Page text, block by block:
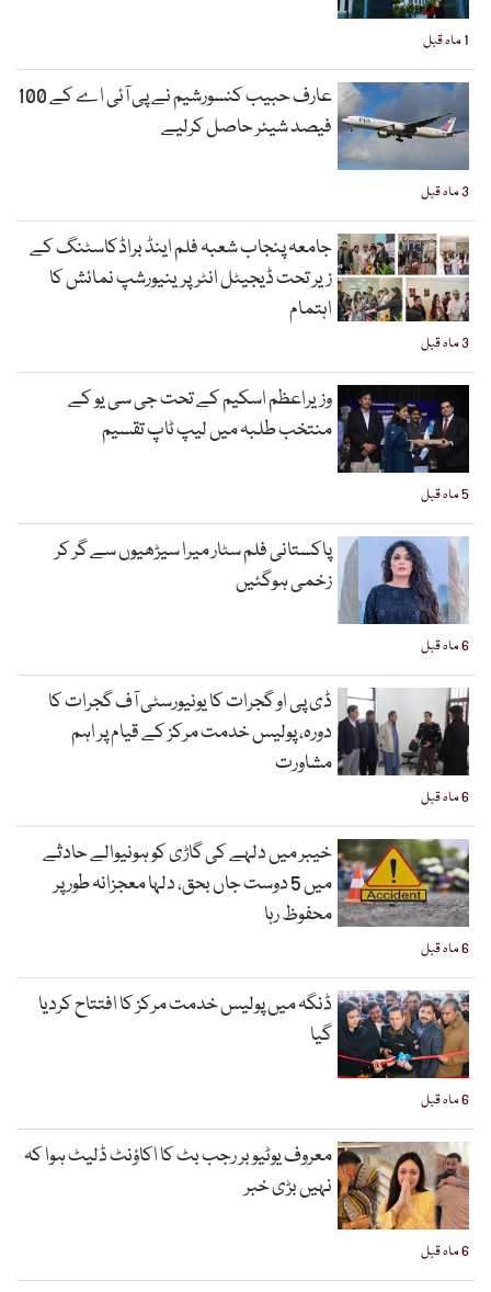
1 ماہ قبل
3 ماہ قبل
عارف حبیب کنسورشیم نے پی آئی اے کے 100
فیصد شیئر حاصل کرلیے
3 ماہ قبل
جامعہ پنجاب شعبہ فلم اینڈ براڈکاسٹنگ کے
زیر تحت ڈیجیٹل انٹرپرینیورشپ نمائش کا
اہتمام
5 ماہ قبل
وزیراعظم اسکیم کے تحت جی سی یو کے
منتخب طلبہ میں لیپ ٹاپ تقسیم
6 ماہ قبل
پاکستانی فلم سٹار میرا سیڑھیوں سے گر کر
زخمی ہوگئیں
6 ماہ قبل
ڈی پی او گجرات کا یونیورسٹی آف گجرات کا
دورہ، پولیس خدمت مرکز کے قیام پر اہم
مشاورت
6 ماہ قبل
خیبر میں دلہے کی گاڑی کو ہونیوالے حادثے
میں 5 دوست جاں بحق، دلہا معجزانہ طور پر
محفوظ رہا
6 ماہ قبل
ڈنگہ میں پولیس خدمت مرکز کا افتتاح کردیا
گیا
6 ماہ قبل
معروف یوٹیوبر رجب بٹ کا اکاؤنٹ ڈلیٹ ہوا کہ
نہیں بڑی خبر